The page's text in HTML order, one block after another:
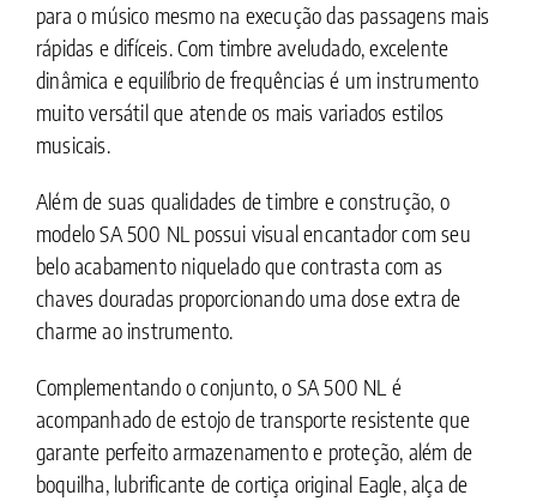
para o músico mesmo na execução das passagens mais
rápidas e difíceis. Com timbre aveludado, excelente
dinâmica e equilíbrio de frequências é um instrumento
muito versátil que atende os mais variados estilos
musicais.
Além de suas qualidades de timbre e construção, o
modelo SA 500 NL possui visual encantador com seu
belo acabamento niquelado que contrasta com as
chaves douradas proporcionando uma dose extra de
charme ao instrumento.
Complementando o conjunto, o SA 500 NL é
acompanhado de estojo de transporte resistente que
garante perfeito armazenamento e proteção, além de
boquilha, lubrificante de cortiça original Eagle, alça de